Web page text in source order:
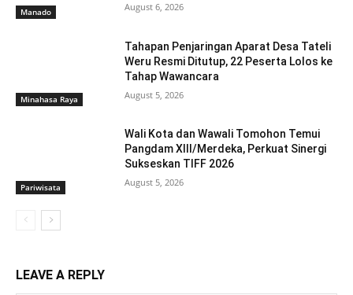
Manado August 6, 2026
Minahasa Raya
Tahapan Penjaringan Aparat Desa Tateli
Weru Resmi Ditutup, 22 Peserta Lolos ke
Tahap Wawancara
August 5, 2026
Pariwisata
Wali Kota dan Wawali Tomohon Temui
Pangdam XIII/Merdeka, Perkuat Sinergi
Sukseskan TIFF 2026
August 5, 2026
LEAVE A REPLY